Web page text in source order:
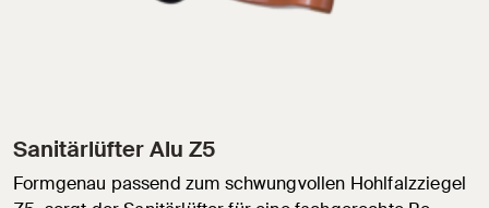
Sanitärlüfter Alu Z5
Formgenau passend zum schwungvollen Hohlfalzziegel